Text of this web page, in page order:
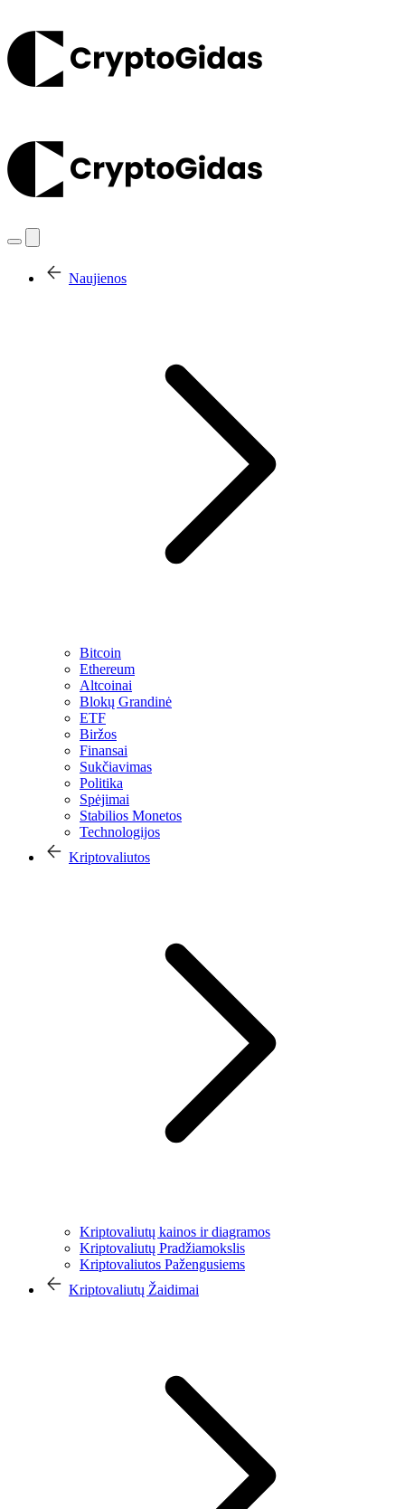
Naujienos
Bitcoin
Ethereum
Altcoinai
Blokų Grandinė
ETF
Biržos
Finansai
Sukčiavimas
Politika
Spėjimai
Stabilios Monetos
Technologijos
Kriptovaliutos
Kriptovaliutų kainos ir diagramos
Kriptovaliutų Pradžiamokslis
Kriptovaliutos Pažengusiems
Kriptovaliutų Žaidimai